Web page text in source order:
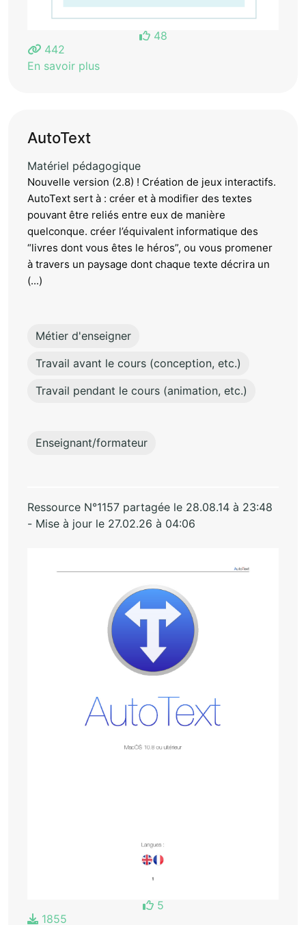
48
442
En savoir plus
AutoText
Matériel pédagogique
Nouvelle version (2.8) ! Création de jeux interactifs.
AutoText sert à : créer et à modifier des textes
pouvant être reliés entre eux de manière
quelconque. créer l’équivalent informatique des
“livres dont vous êtes le héros”, ou vous promener
à travers un paysage dont chaque texte décrira un
(...)
Métier d'enseigner
Travail avant le cours (conception, etc.)
Travail pendant le cours (animation, etc.)
Enseignant/formateur
Ressource N°1157 partagée le 28.08.14 à 23:48
- Mise à jour le 27.02.26 à 04:06
5
1855